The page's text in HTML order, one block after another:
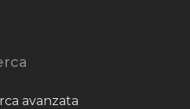
avanzata